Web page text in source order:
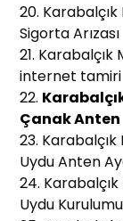
20.
Sigorta Arızası
21. Karabalçık
internet tamiri
22.
Çanak Anten
23.
Uydu Anten
24.
Uydu Kurulumu